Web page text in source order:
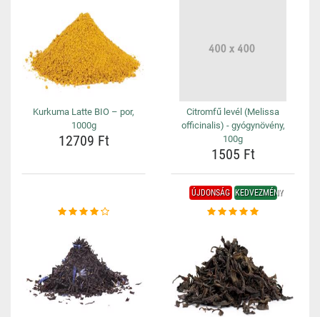
Kurkuma Latte BIO – por,
1000g
12709 Ft
Citromfű levél (Melissa
officinalis) - gyógynövény,
100g
1505 Ft
ÚJDONSÁG KEDVEZMÉNY